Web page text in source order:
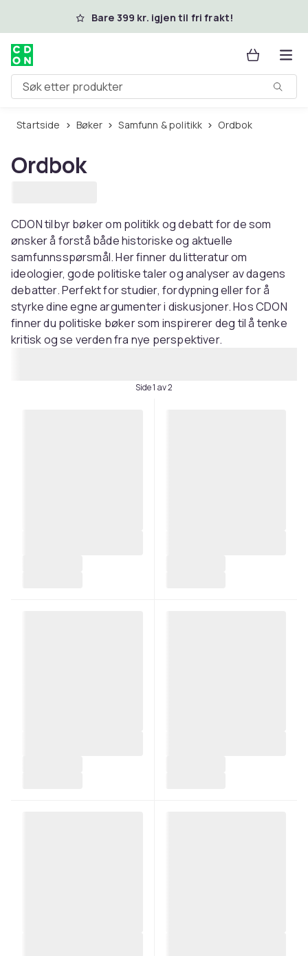
Hopp til hovedinnholdBare 399 kr. igjen til fri frakt!
Søk etter produkter
Startside Bøker Samfunn & politikk Ordbok
Ordbok
CDON tilbyr bøker om politikk og debatt for de som
ønsker å forstå både historiske og aktuelle
samfunnsspørsmål. Her finner du litteratur om
ideologier, gode politiske taler og analyser av dagens
debatter. Perfekt for studier, fordypning eller for å
styrke dine egne argumenter i diskusjoner. Hos CDON
finner du politiske bøker som inspirerer deg til å tenke
kritisk og se verden fra nye perspektiver.
Side 1 av 2